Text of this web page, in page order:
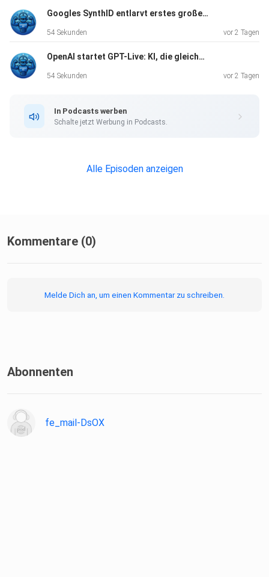
Googles SynthID entlarvt erstes großes Deepfake
54 Sekunden vor 2 Tagen
OpenAI startet GPT-Live: KI, die gleichzeitig hört und spricht
54 Sekunden vor 2 Tagen
In Podcasts werben
Schalte jetzt Werbung in Podcasts.
Alle Episoden anzeigen
Kommentare (0)
Melde Dich an, um einen Kommentar zu schreiben.
Abonnenten
fe_mail-DsOX